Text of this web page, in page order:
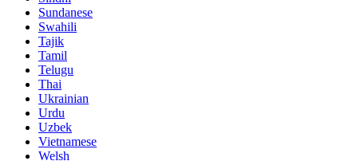
Sundanese
Swahili
Tajik
Tamil
Telugu
Thai
Ukrainian
Urdu
Uzbek
Vietnamese
Welsh